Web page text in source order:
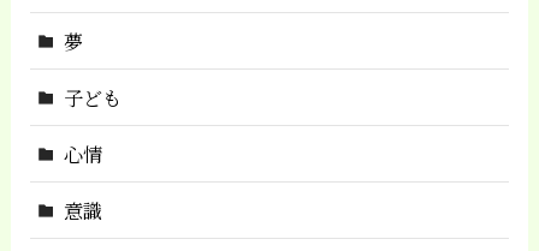
夢
子ども
心情
意識